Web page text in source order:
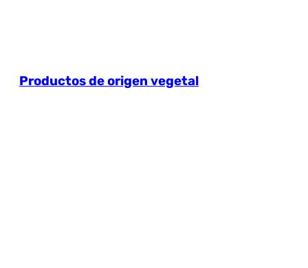
Productos de origen vegetal